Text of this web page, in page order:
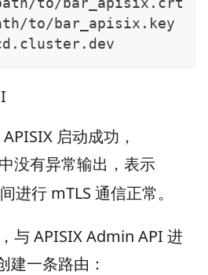
to/bar_apisix.key
启动成功，
中没有异常输出，表示
进行 mTLS 通信正常。
与 APISIX Admin API 进
建一条路由：